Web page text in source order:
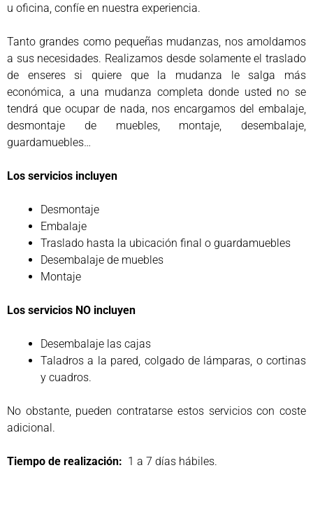
u oficina, confíe en nuestra experiencia.
Tanto grandes como pequeñas mudanzas, nos amoldamos
a sus necesidades. Realizamos desde solamente el traslado
de enseres si quiere que la mudanza le salga más
económica, a una mudanza completa donde usted no se
tendrá que ocupar de nada, nos encargamos del embalaje,
desmontaje de muebles, montaje, desembalaje,
guardamuebles…
Los servicios incluyen
Desmontaje
Embalaje
Traslado hasta la ubicación final o guardamuebles
Desembalaje de muebles
Montaje
Los servicios NO incluyen
Desembalaje las cajas
Taladros a la pared, colgado de lámparas, o cortinas
y cuadros.
No obstante, pueden contratarse estos servicios con coste
adicional.
Tiempo de realización: 1 a 7 días hábiles.